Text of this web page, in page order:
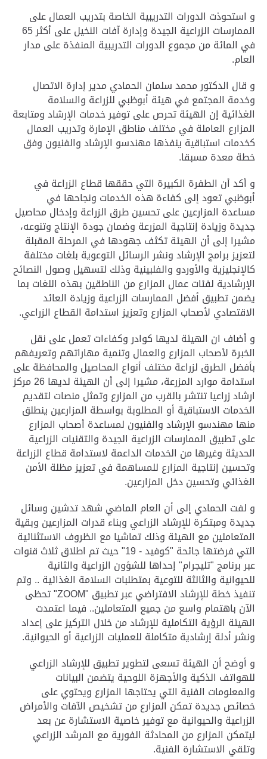
و استحوذت الدورات التدريبية الخاصة بتدريب العمال على
الممارسات الزراعية الجيدة وإدارة آفات النخيل على أكثر 65
في المائة من مجموع الدورات التدريبية المنفذة على مدار
العام.
و قال الدكتور محمد سلمان الحمادي مدير إدارة الاتصال
وخدمة المجتمع في هيئة أبوظبي للزراعة والسلامة
الغذائية إن الهيئة تحرص على توفير خدمات الإرشاد ومتابعة
المزارع العاملة في مختلف مناطق الإمارة وتدريب العمال
كخدمات استباقية ينفذها مهندسو الإرشاد والفنيون وفق
خطة معدة مسبقا.
و أكد أن الطفرة الكبيرة التي حققها قطاع الزراعة في
أبوظبي تعود إلى كفاءة هذه الخدمات ونجاحها في
مساعدة المزارعين على تحسين طرق الزراعة وإدخال محاصيل
جديدة وزيادة إنتاجية المزرعة وضمان جودة الإنتاج وتنوعه،
مشيرا إلى أن الهيئة تكثف جهودها في المرحلة المقبلة
لتعزيز برامج الإرشاد ونشر الرسائل التوعوية بلغات مختلفة
كالإنجليزية والأوردو والفلبينية وذلك لتسهيل وصول النصائح
الإرشادية لفئات عمال المزارع من الناطقين بهذه اللغات بما
يضمن تطبيق أفضل الممارسات الزراعية وزيادة العائد
الاقتصادي لأصحاب المزارع وتعزيز استدامة القطاع الزراعي.
و أضاف ان الهيئة لديها كوادر وكفاءات تعمل على نقل
الخبرة لأصحاب المزارع والعمال وتنمية مهاراتهم وتعريفهم
بأفضل الطرق لزراعة مختلف أنواع المحاصيل والمحافظة على
استدامة موارد المزرعة، مشيرا إلى أن الهيئة لديها 26 مركز
ارشاد زراعيا تنتشر بالقرب من المزارع وتمثل منصات لتقديم
الخدمات الاستباقية أو المطلوبة بواسطة المزارعين ينطلق
منها مهندسو الإرشاد والفنيون لمساعدة أصحاب المزارع
على تطبيق الممارسات الزراعية الجيدة والتقنيات الزراعية
الحديثة وغيرها من الخدمات الداعمة لاستدامة قطاع الزراعة
وتحسين إنتاجية المزارع للمساهمة في تعزيز مظلة الأمن
الغذائي وتحسين دخل المزارعين.
و لفت الحمادي إلى أن العام الماضي شهد تدشين وسائل
جديدة ومبتكرة للإرشاد الزراعي وبناء قدرات المزارعين وبقية
المتعاملين مع الهيئة وذلك تماشيا مع الظروف الاستثنائية
التي فرضتها جائحة "كوفيد - 19" حيث تم اطلاق ثلاث قنوات
عبر برنامج "تليجرام" إحداها للشؤون الزراعية والثانية
للحيوانية والثالثة للتوعية بمتطلبات السلامة الغذائية .. وتم
تنفيذ خطة للإرشاد الافتراضي عبر تطبيق " ZOOM" تحظى
الآن باهتمام واسع من جميع المتعاملين.. فيما اعتمدت
الهيئة الرؤية التكاملية للإرشاد من خلال التركيز على إعداد
ونشر أدلة إرشادية متكاملة للعمليات الزراعية أو الحيوانية.
و أوضح أن الهيئة تسعى لتطوير تطبيق للإرشاد الزراعي
للهواتف الذكية والأجهزة اللوحية يتضمن البيانات
والمعلومات الفنية التي يحتاجها المزارع ويحتوي على
خصائص جديدة تمكن المزارع من تشخيص الآفات والأمراض
الزراعية والحيوانية مع توفير خاصية الاستشارة عن بعد
ليتمكن المزارع من المحادثة الفورية مع المرشد الزراعي
وتلقي الاستشارة الفنية.